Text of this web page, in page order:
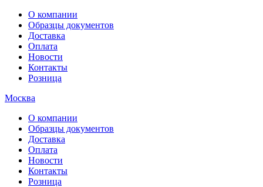
О компании
Образцы документов
Доставка
Оплата
Новости
Контакты
Розница
Москва
О компании
Образцы документов
Доставка
Оплата
Новости
Контакты
Розница